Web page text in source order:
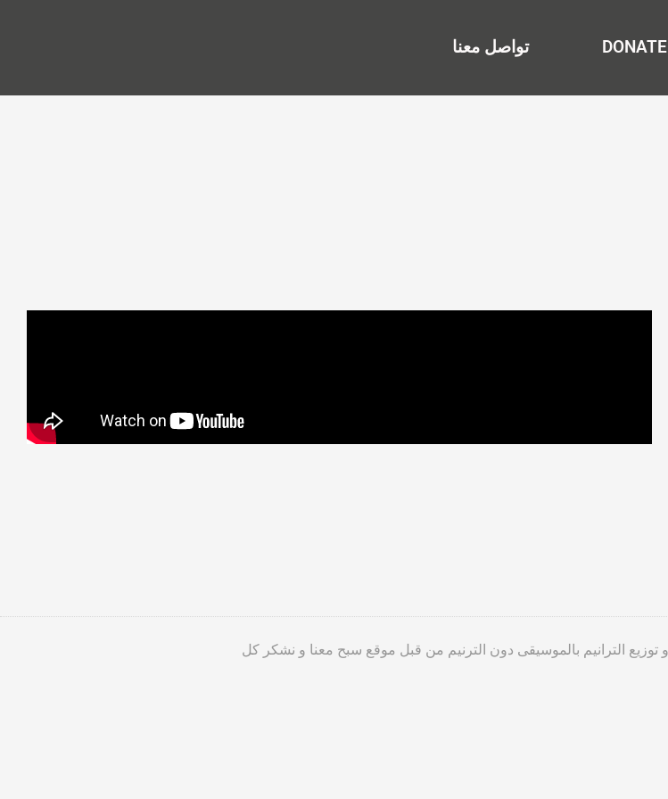
DONATE تواصل معنا
الترانيم بالموسيقى دون الترنيم من قبل موقع سبح معنا و نشكر كل